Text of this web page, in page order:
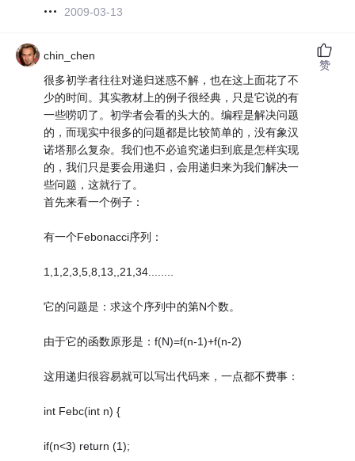
2009-03-13
chin_chen
很多初学者往往对递归迷惑不解，也在这上面花了不
少的时间。其实教材上的例子很经典，只是它说的有
一些唠叨了。初学者会看的头大的。编程是解决问题
的，而现实中很多的问题都是比较简单的，没有象汉
诺塔那么复杂。我们也不必追究递归到底是怎样实现
的，我们只是要会用递归，会用递归来为我们解决一
些问题，这就行了。
首先来看一个例子：
有一个Febonacci序列：
1,1,2,3,5,8,13,,21,34........
它的问题是：求这个序列中的第N个数。
由于它的函数原形是：f(N)=f(n-1)+f(n-2)
这用递归很容易就可以写出代码来，一点都不费事：
int Febc(int n) {
if(n<3) return (1);
赞